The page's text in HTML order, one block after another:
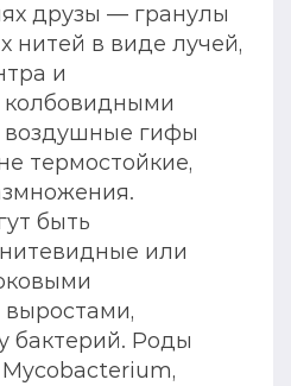
друзы — гранулы
нитей в виде лучей,
и
гифы
термостойкие,
быть
или
бактерий. Роды